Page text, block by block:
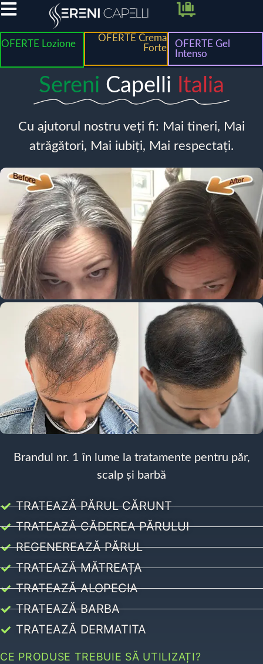
OFERTE Lozione
OFERTE Crema
Forte
OFERTE Gel
Intenso
Sereni Capelli Italia
Cu ajutorul nostru veți fi: Mai tineri, Mai
atrăgători, Mai iubiți, Mai respectați.
Brandul nr. 1 în lume la tratamente pentru păr,
scalp și barbă
TRATEAZĂ PĂRUL CĂRUNT
TRATEAZĂ CĂDEREA PĂRULUI
REGENEREAZĂ PĂRUL
TRATEAZĂ MĂTREAȚA
TRATEAZĂ ALOPECIA
TRATEAZĂ BARBA
TRATEAZĂ DERMATITA
CE PRODUSE TREBUIE SĂ UTILIZAȚI?